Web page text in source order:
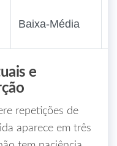
Baixa‑Média
e
repetições de
aparece em três